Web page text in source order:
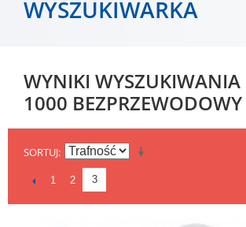
WYSZUKIWARKA
WYNIKI
1000
SORTUJ
1 2 3